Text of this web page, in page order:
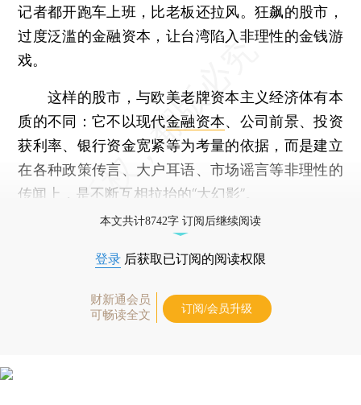
记者都开跑车上班，比老板还拉风。狂飙的股市，
过度泛滥的金融资本，让台湾陷入非理性的金钱游
戏。
这样的股市，与欧美老牌资本主义经济体有本
质的不同：它不以现代金融资本、公司前景、投资
获利率、银行资金宽紧等为考量的依据，而是建立
在各种政策传言、大户耳语、市场谣言等非理性的
传闻上，是不断互相拉抬的“大幻影”。
本文共计8742字 订阅后继续阅读
登录 后获取已订阅的阅读权限
财新通会员
可畅读全文
订阅/会员升级